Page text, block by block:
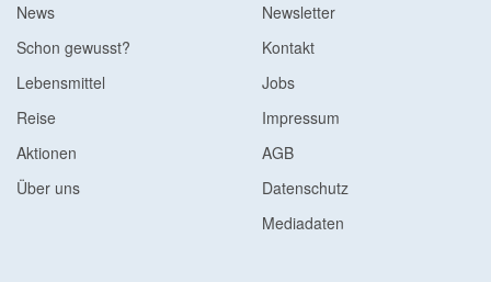
News
Schon gewusst?
Lebensmittel
Reise
Aktionen
Über uns
Newsletter
Kontakt
Jobs
Impressum
AGB
Datenschutz
Mediadaten